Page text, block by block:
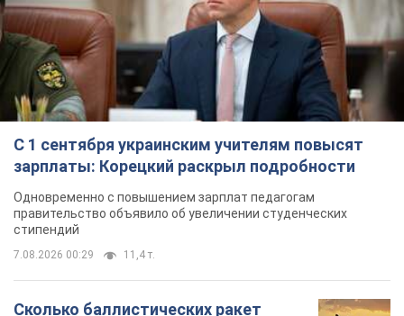
Одновременно с повышением зарплат педагогам
правительство объявило об увеличении студенческих
стипендий
7.08.2026 00:29 11,4 т.
перехватила украинская ПВО в
июле: в Минобороны назвали цифру
Украинская ПВО работала в условиях
дефицита ракет-перехватчиков
Аурика Ротару через суд изменила